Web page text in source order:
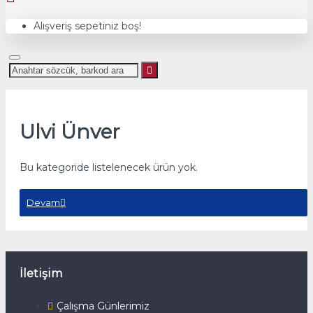
Alışveriş sepetiniz boş!
Ulvi Ünver
Bu kategoride listelenecek ürün yok.
Devam
İletişim
Çalışma Günlerimiz